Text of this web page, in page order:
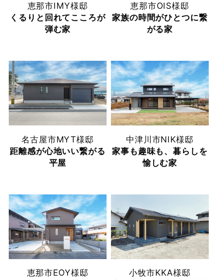
恵那市IMY様邸
くるりと回れてこころが
弾む家
恵那市OIS様邸
家族の時間がひとつに繋
がる家
名古屋市MYT様邸
距離感が心地いい繋がる
平屋
中津川市NIK様邸
家事も趣味も、暮らしを
愉しむ家
恵那市EOY様邸
小牧市KKA様邸